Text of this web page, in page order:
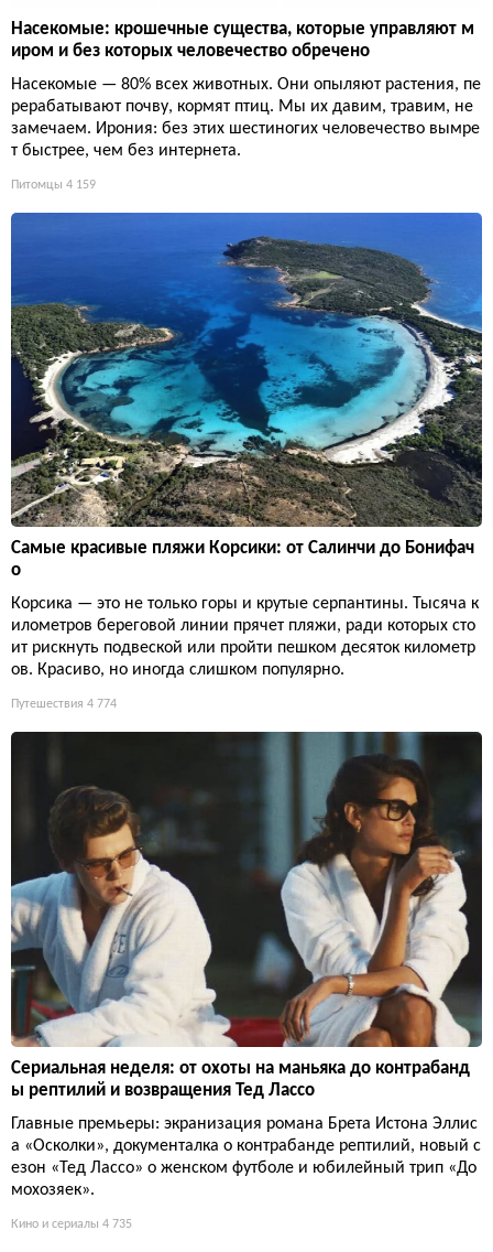
Насекомые: крошечные существа, которые управляют м
иром и без которых человечество обречено
Насекомые — 80% всех животных. Они опыляют растения, пе
рерабатывают почву, кормят птиц. Мы их давим, травим, не
замечаем. Ирония: без этих шестиногих человечество вымре
т быстрее, чем без интернета.
Питомцы 4 159
Самые красивые пляжи Корсики: от Салинчи до Бонифач
о
Корсика — это не только горы и крутые серпантины. Тысяча к
илометров береговой линии прячет пляжи, ради которых сто
ит рискнуть подвеской или пройти пешком десяток километр
ов. Красиво, но иногда слишком популярно.
Путешествия 4 774
Сериальная неделя: от охоты на маньяка до контрабанд
ы рептилий и возвращения Тед Лассо
Главные премьеры: экранизация романа Брета Истона Эллис
а «Осколки», документалка о контрабанде рептилий, новый с
езон «Тед Лассо» о женском футболе и юбилейный трип «До
мохозяек».
Кино и сериалы 4 735